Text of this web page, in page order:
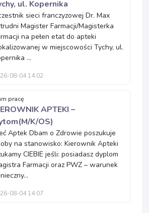
ul. Kopernika
sieci franczyzowej Dr. Max
Magister Farmacji/Magisterka
na pełen etat do apteki
w miejscowości Tychy, ul.
...
08-04 14:02
pracę
APTEKI –
K/OS)
Aptek Dbam o Zdrowie poszukuje
na stanowisko: Kierownik Apteki
CIEBIE jeśli: posiadasz dyplom
Farmacji oraz PWZ – warunek
08-04 14:07